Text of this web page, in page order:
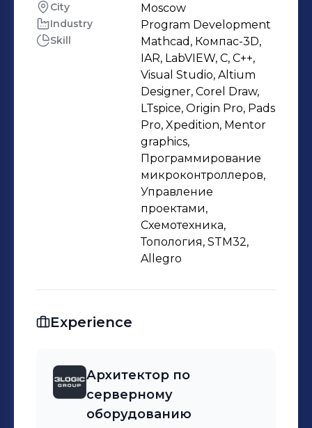
причин неисправностей в коде и
аппаратуре. Разрабатываю
электронные цифровые и
аналоговые устройства.
приложения под arm контроллеры
на языке C/C++, а также тестовые
программы для отладки работы
https://github.com/Lldle
City Moscow
Industry Program Development
Skill
Mathcad, Компас-3D,
IAR, LabVIEW, C, C++,
Visual Studio, Altium
Designer, Corel Draw,
LTspice, Origin Pro, Pads
Pro, Xpedition, Mentor
graphics,
Программирование
микроконтроллеров,
Управление
проектами,
Схемотехника,
Топология, STM32,
Allegro
Experience
Архитектор по
серверному
оборудованию